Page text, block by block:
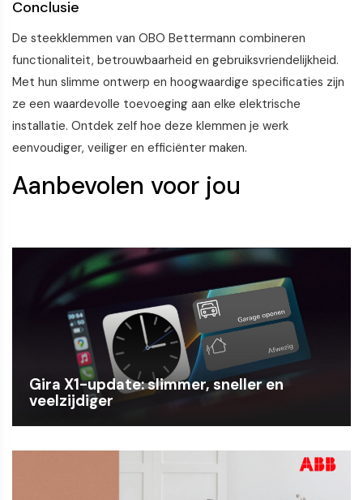
Conclusie
De steekklemmen van OBO Bettermann combineren
functionaliteit, betrouwbaarheid en gebruiksvriendelijkheid.
Met hun slimme ontwerp en hoogwaardige specificaties zijn
ze een waardevolle toevoeging aan elke elektrische
installatie. Ontdek zelf hoe deze klemmen je werk
eenvoudiger, veiliger en efficiënter maken.
Aanbevolen voor jou
Gira X1-update: slimmer, sneller en
veelzijdiger